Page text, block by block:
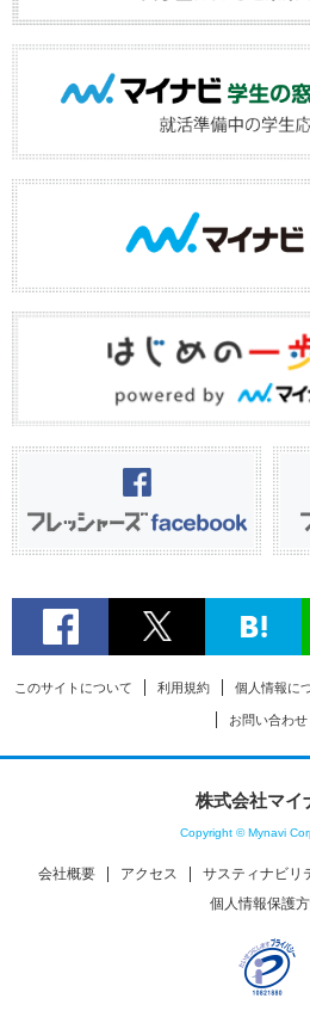
このサイトについて 利用規約 個人情報に
お問い合わせ
株式会社マイ
Copyright © Mynavi
会社概要 アクセス サスティナビリ
個人情報保護